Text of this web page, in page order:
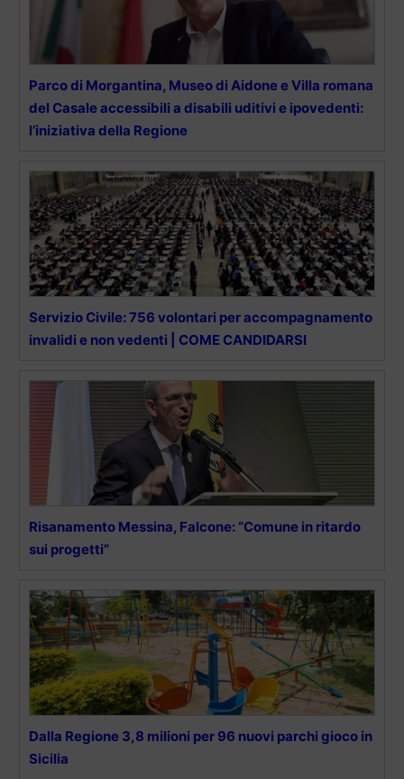
Parco di Morgantina, Museo di Aidone e Villa romana
del Casale accessibili a disabili uditivi e ipovedenti:
l’iniziativa della Regione
Servizio Civile: 756 volontari per accompagnamento
invalidi e non vedenti | COME CANDIDARSI
Risanamento Messina, Falcone: “Comune in ritardo
sui progetti”
Dalla Regione 3,8 milioni per 96 nuovi parchi gioco in
Sicilia